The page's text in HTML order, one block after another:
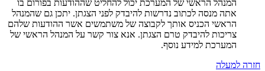
המנהל הראשי של המערכת יכול להחליט שההודעות בפורום בו
אתה מנסה לכתוב נדרשות להיבדק לפני הצגתן. יתכן גם שהמנהל
הראשי הכניס אותך לקבוצה של משתמשים אשר ההודעות שלהם
צריכות להיבדק טרם הצגתן. אנא צור קשר על המנהל הראשי של
המערכת למידע נוסף.
חזרה למעלה